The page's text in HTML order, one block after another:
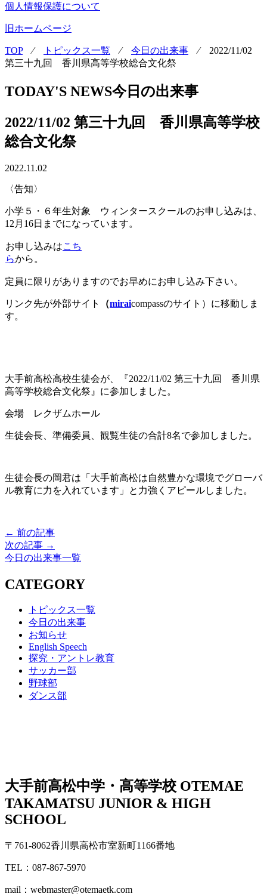
個人情報保護について
旧ホームページ
TOP⁄ トピックス一覧 ⁄ 今日の出来事 ⁄ 2022/11/02
第三十九回 香川県高等学校総合文化祭
TODAY'S NEWS今日の出来事
2022/11/02 第三十九回 香川県高等学校
総合文化祭
2022.11.02
〈告知〉
小学５・６年生対象 ウィンタースクールのお申し込みは、
12月16日までになっています。
お申し込みはこち
らから。
定員に限りがありますのでお早めにお申し込み下さい。
リンク先が外部サイト （miraicompassのサイト）に移動しま
す。
大手前高松高校生徒会が、『2022/11/02 第三十九回 香川県
高等学校総合文化祭』に参加しました。
会場 レクザムホール
生徒会長、準備委員、観覧生徒の合計8名で参加しました。
生徒会長の岡君は「大手前高松は自然豊かな環境でグローバ
ル教育に力を入れています」と力強くアピールしました。
← 前の記事
次の記事 →
今日の出来事一覧
CATEGORY
トピックス一覧
今日の出来事
お知らせ
English Speech
探究・アントレ教育
サッカー部
野球部
ダンス部
大手前高松中学・高等学校 OTEMAE
TAKAMATSU JUNIOR & HIGH
SCHOOL
〒761-8062香川県高松市室新町1166番地
TEL：087-867-5970
mail：webmaster@otemaetk.com